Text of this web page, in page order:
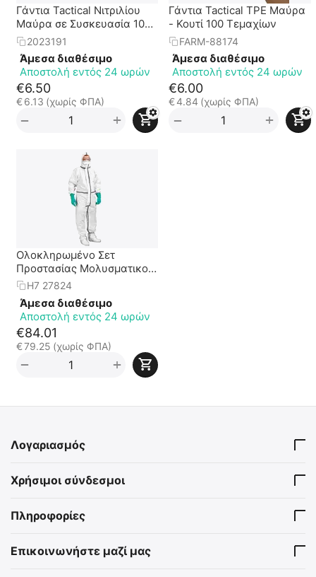
Γάντια Tactical Νιτριλίου
Μαύρα σε Συσκευασία 100
Τεμαχίων
2023191
Άμεσα διαθέσιμο
Αποστολή εντός 24 ωρών
€6.50
€ 6.13 (χωρίς ΦΠΑ)
+
−
Γάντια Tactical TPE Μαύρα
- Κουτί 100 Τεμαχίων
FARM-88174
Άμεσα διαθέσιμο
Αποστολή εντός 24 ωρών
€6.00
€4.84 (χωρίς ΦΠΑ)
+
−
Ολοκληρωμένο Σετ
Προστασίας Μολυσματικού
Περιβάλλοντος
H7 27824
Άμεσα διαθέσιμο
Αποστολή εντός 24 ωρών
€84.01
€79.25 (χωρίς ΦΠΑ)
+
−
Λογαριασμός
Χρήσιμοι σύνδεσμοι
Πληροφορίες
Επικοινωνήστε μαζί μας